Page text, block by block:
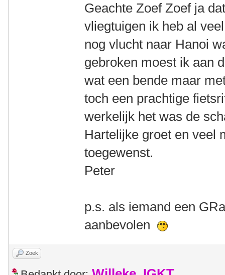
Geachte Zoef Zoef ja
vliegtuigen ik heb al
nog vlucht naar Hanoi
gebroken moest ik aan
wat een bende maar
toch een prachtige
werkelijk het was de
Hartelijke groet en veel
toegewenst.
Peter
p.s. als iemand een
aanbevolen
Zoek